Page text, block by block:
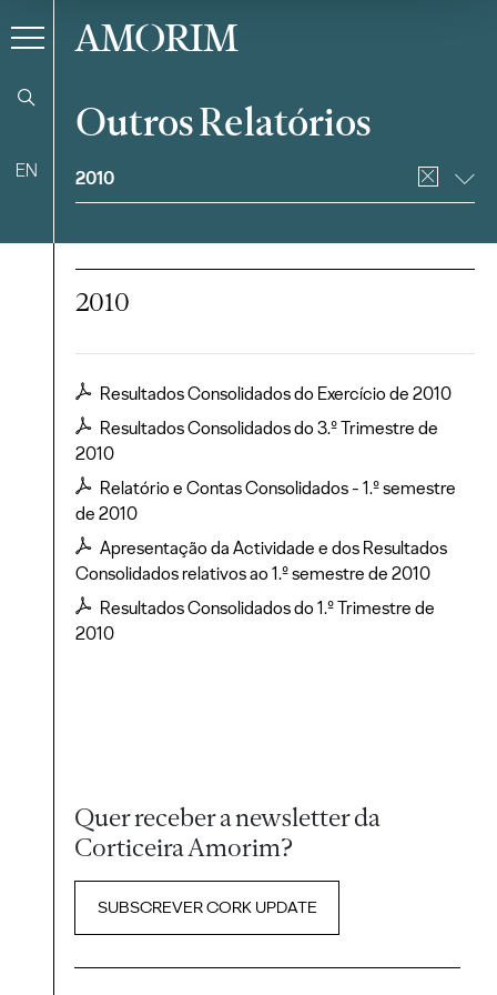
EN
AMORIM
Outros Relatórios
Filtrar
2010
2010
Resultados Consolidados do Exercício de 2010
Resultados Consolidados do 3.º Trimestre de
2010
Relatório e Contas Consolidados - 1.º semestre
de 2010
Apresentação da Actividade e dos Resultados
Consolidados relativos ao 1.º semestre de 2010
Resultados Consolidados do 1.º Trimestre de
2010
Quer receber a newsletter da
Corticeira Amorim?
SUBSCREVER CORK UPDATE